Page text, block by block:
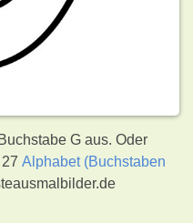
G aus. Oder
27Alphabet (Buchstaben